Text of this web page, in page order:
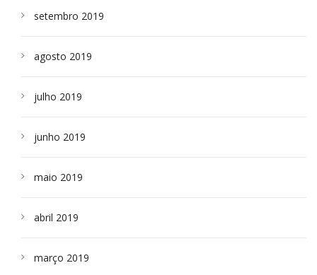
setembro 2019
agosto 2019
julho 2019
junho 2019
maio 2019
abril 2019
março 2019